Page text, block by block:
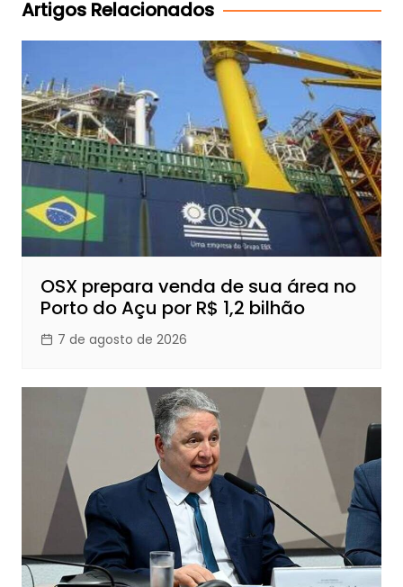
Artigos Relacionados
OSX prepara venda de sua área no
Porto do Açu por R$ 1,2 bilhão
7 de agosto de 2026